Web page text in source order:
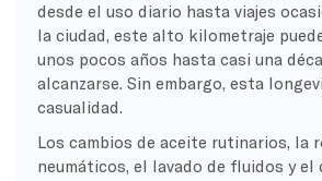
desde el uso diario hasta viajes
la ciudad, este alto kilometraje
unos pocos años hasta casi una
alcanzarse. Sin embargo, esta
casualidad.
Los cambios de aceite rutinarios, la
neumáticos, el lavado de fluidos y el